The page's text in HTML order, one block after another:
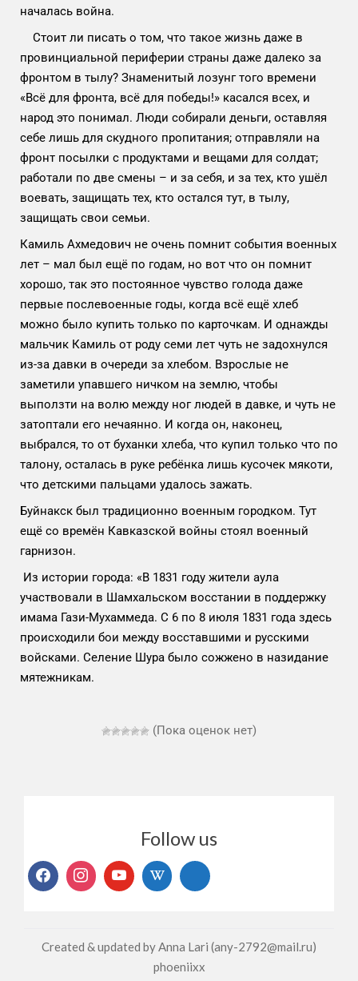
началась война.
Стоит ли писать о том, что такое жизнь даже в
провинциальной периферии страны даже далеко за
фронтом в тылу? Знаменитый лозунг того времени
«Всё для фронта, всё для победы!» касался всех, и
народ это понимал. Люди собирали деньги, оставляя
себе лишь для скудного пропитания; отправляли на
фронт посылки с продуктами и вещами для солдат;
работали по две смены – и за себя, и за тех, кто ушёл
воевать, защищать тех, кто остался тут, в тылу,
защищать свои семьи.
Камиль Ахмедович не очень помнит события военных
лет – мал был ещё по годам, но вот что он помнит
хорошо, так это постоянное чувство голода даже
первые послевоенные годы, когда всё ещё хлеб
можно было купить только по карточкам. И однажды
мальчик Камиль от роду семи лет чуть не задохнулся
из-за давки в очереди за хлебом. Взрослые не
заметили упавшего ничком на землю, чтобы
выползти на волю между ног людей в давке, и чуть не
затоптали его нечаянно. И когда он, наконец,
выбрался, то от буханки хлеба, что купил только что по
талону, осталась в руке ребёнка лишь кусочек мякоти,
что детскими пальцами удалось зажать.
Буйнакск был традиционно военным городком. Тут
ещё со времён Кавказской войны стоял военный
гарнизон.
Из истории города: «В 1831 году жители аула
участвовали в Шамхальском восстании в поддержку
имама Гази-Мухаммеда. C 6 по 8 июля 1831 года здесь
происходили бои между восставшими и русскими
войсками. Селение Шура было сожжено в назидание
мятежникам.
(Пока оценок нет)
Follow us
Created & updated by Anna Lari (any-2792@mail.ru)
phoeniixx